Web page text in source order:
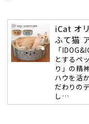
iCat オ
ふて猫
「
とするペ
り」の精
ハウを活
だわりの
し…